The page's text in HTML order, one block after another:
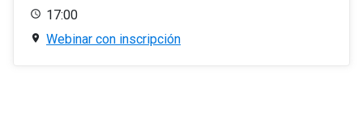
17:00
Webinar con inscripción